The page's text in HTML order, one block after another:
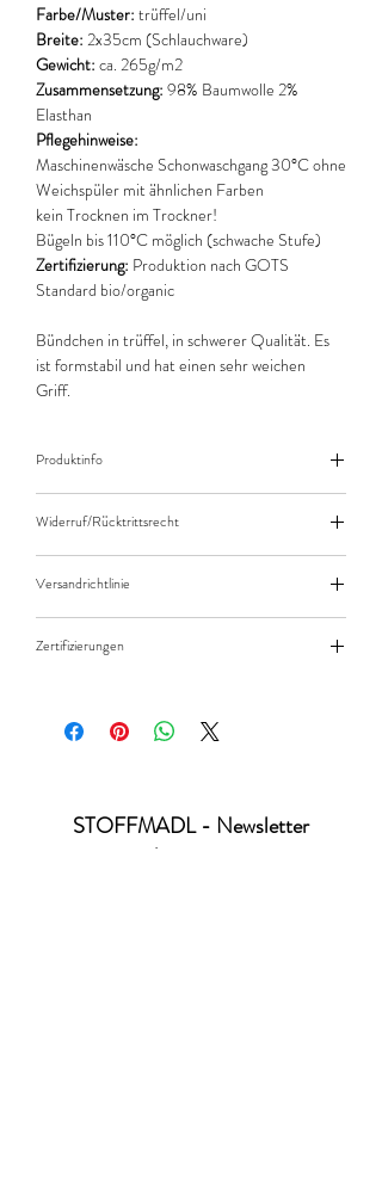
Farbe/Muster: trüffel/uni
Breite: 2x35cm (Schlauchware)
Gewicht: ca. 265g/m2
Zusammensetzung: 98% Baumwolle 2%
Elasthan
Pflegehinweise:
Maschinenwäsche Schonwaschgang 30°C ohne
Weichspüler mit ähnlichen Farben
kein Trocknen im Trockner!
Bügeln bis 110°C möglich (schwache Stufe)
Zertifizierung: Produktion nach GOTS
Standard bio/organic
Bündchen in trüffel, in schwerer Qualität. Es
ist formstabil und hat einen sehr weichen
Griff.
Produktinfo
10cm (0,1m) Länge des Stoffes.
Bei einer Bestellung von zB. 50cm (0,5m)
daher bitte Anzahl 5 eingeben.
Widerruf/Rücktrittsrecht
Versandrichtlinie
Zertifizierungen
Produktion nach GOTS-Standard 6.0
STOFFMADL - Newsletter
abonnieren